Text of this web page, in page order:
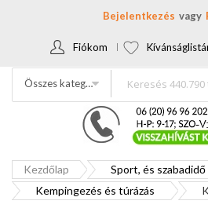
Bejelentkezés
Fiókom
Összes kategória
Kezdőlap
Sport, és szabadidő
Kempingezés és túrázás